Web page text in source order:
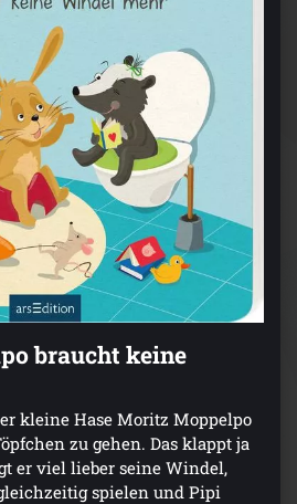
braucht keine
kleine Hase Moritz Moppelpo
zu gehen. Das klappt ja
er viel lieber seine Windel,
spielen und Pipi